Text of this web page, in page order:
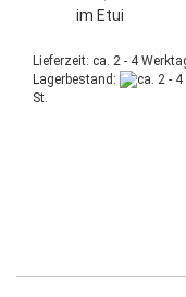
im Etui
Lieferzeit: ca. 2 - 4
Lagerbestand:
St.